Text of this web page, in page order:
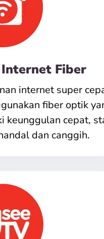
Internet Fiber
internet super
fiber optik
keunggulan cepat,
dan canggih.